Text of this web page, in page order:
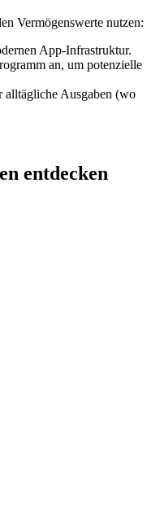
Vermögenswerte nutzen:
App-Infrastruktur.
an, um potenzielle
Ausgaben (wo
entdecken